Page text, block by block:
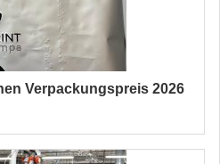
Verpackungspreis 2026